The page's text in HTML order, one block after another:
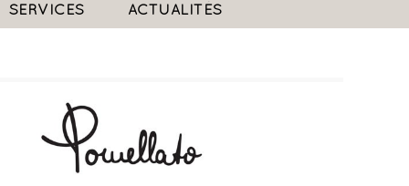
SERVICES ACTUALITÉS